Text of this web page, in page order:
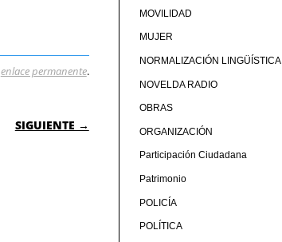
enlace permanente.
SIGUIENTE →
MOVILIDAD
MUJER
NORMALIZACIÓN LINGÜÍSTICA
NOVELDA RADIO
OBRAS
ORGANIZACIÓN
Participación Ciudadana
Patrimonio
POLICÍA
POLÍTICA